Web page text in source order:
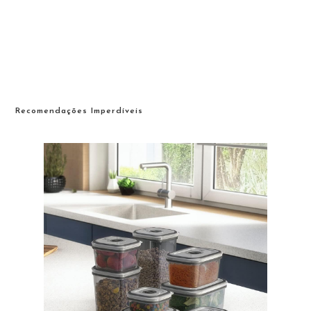
Recomendações Imperdíveis